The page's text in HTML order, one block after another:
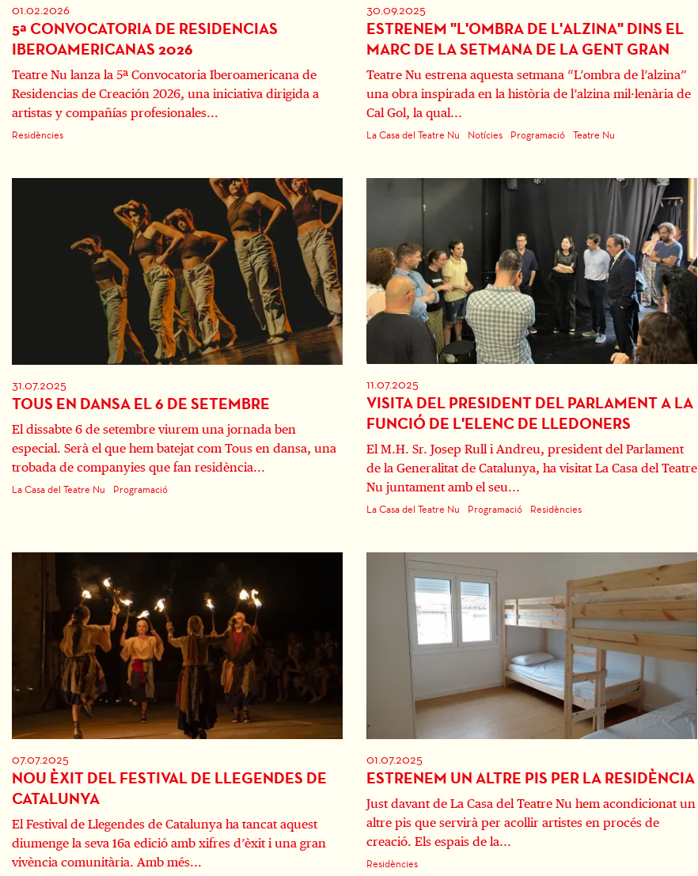
01.02.2026
5ª CONVOCATORIA DE RESIDENCIAS
IBEROAMERICANAS 2026
Teatre Nu lanza la 5ª Convocatoria Iberoamericana de
Residencias de Creación 2026, una iniciativa dirigida a
artistas y compañías profesionales...
Residències
30.09.2025
ESTRENEM "L'OMBRA DE L'ALZINA" DINS EL
MARC DE LA SETMANA DE LA GENT GRAN
Teatre Nu estrena aquesta setmana “L’ombra de l’alzina”
una obra inspirada en la història de l’alzina mil·lenària de
Cal Gol, la qual...
La Casa del Teatre Nu Notícies Programació Teatre Nu
31.07.2025
TOUS EN DANSA EL 6 DE SETEMBRE
El dissabte 6 de setembre viurem una jornada ben
especial. Serà el que hem batejat com Tous en dansa, una
trobada de companyies que fan residència...
La Casa del Teatre Nu Programació
11.07.2025
VISITA DEL PRESIDENT DEL PARLAMENT A LA
FUNCIÓ DE L'ELENC DE LLEDONERS
El M.H. Sr. Josep Rull i Andreu, president del Parlament
de la Generalitat de Catalunya, ha visitat La Casa del Teatre
Nu juntament amb el seu...
La Casa del Teatre Nu Programació Residències
07.07.2025
NOU ÈXIT DEL FESTIVAL DE LLEGENDES DE
CATALUNYA
El Festival de Llegendes de Catalunya ha tancat aquest
diumenge la seva 16a edició amb xifres d’èxit i una gran
vivència comunitària. Amb més...
01.07.2025
ESTRENEM UN ALTRE PIS PER LA RESIDÈNCIA
Just davant de La Casa del Teatre Nu hem acondicionat un
altre pis que servirà per acollir artistes en procés de
creació. Els espais de la...
Residències